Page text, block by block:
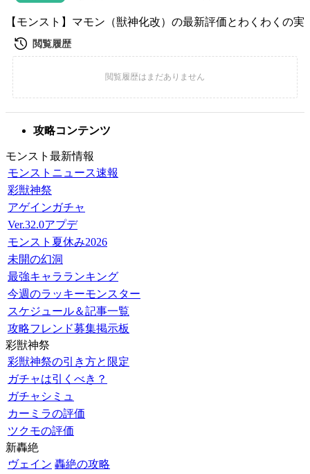
【モンスト】マモン（獣神化改）の最新評価とわくわくの実
攻略コンテンツ
モンスト最新情報
モンストニュース速報
彩獣神祭
アゲインガチャ
Ver.32.0アプデ
モンスト夏休み2026
未開の幻洞
最強キャラランキング
今週のラッキーモンスター
スケジュール＆記事一覧
攻略フレンド募集掲示板
彩獣神祭
彩獣神祭の引き方と限定
ガチャは引くべき？
ガチャシミュ
カーミラの評価
ツクモの評価
新轟絶
ヴェイン 轟絶の攻略